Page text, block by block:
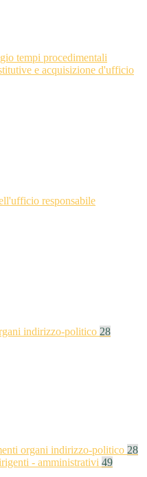
tempi procedimentali
e acquisizione d'ufficio
responsabile
indirizzo-politico 28
organi indirizzo-politico 28
- amministrativi 49